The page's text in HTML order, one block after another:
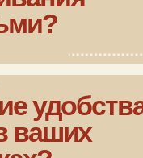
отеле — это
по-
«Лачи»
спа-центр — можно
силы в бассейне,
на массаже;